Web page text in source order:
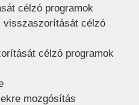
célzó programok
visszaszorítását célzó
célzó programok
mozgósítás